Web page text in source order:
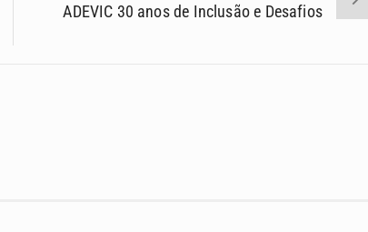
ADEVIC 30 anos de Inclusão e Desafios